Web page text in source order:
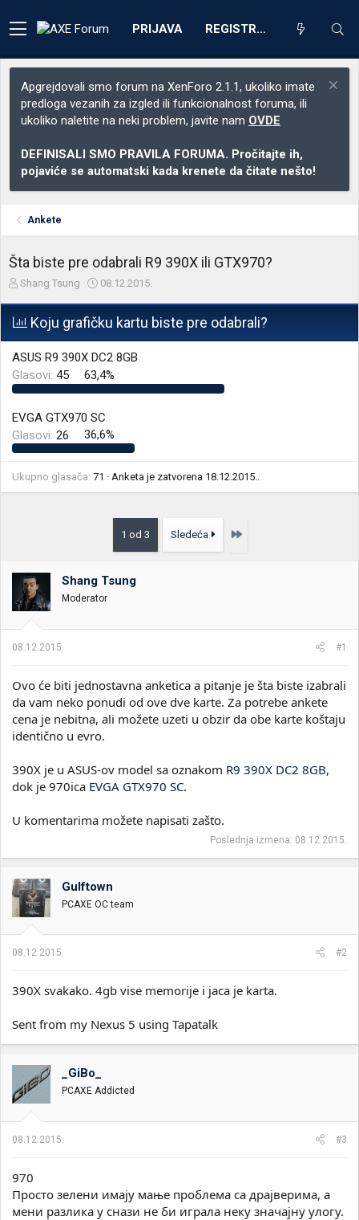
PRIJAVA REGISTRACIJA
Apgrejdovali smo forum na XenForo 2.1.1, ukoliko imate
predloga vezanih za izgled ili funkcionalnost foruma, ili
ukoliko naletite na neki problem, javite nam OVDE
DEFINISALI SMO PRAVILA FORUMA. Pročitajte ih,
pojaviće se automatski kada krenete da čitate nešto!
Ankete
Šta biste pre odabrali R9 390X ili GTX970?
Z
e
t
n
i
k
e
e
Shang Tsung
D
u
m
p
o
k
e
t
a
n
j
08.12.2015.
Koju grafičku kartu biste pre odabrali?
ASUS R9 390X DC2 8GB
Glasovi: 45 63,4%
EVGA GTX970 SC
Glasovi: 26 36,6%
Ukupno glasača 71 Anketa je zatvorena 18.12.2015..
1 od 3 Sledeća Poslednja
Shang Tsung
Moderator
08.12.2015. #1
Ovo će biti jednostavna anketica a pitanje je šta biste izabrali
da vam neko ponudi od ove dve karte. Za potrebe ankete
cena je nebitna, ali možete uzeti u obzir da obe karte koštaju
identično u evro.
390X je u ASUS-ov model sa oznakom R9 390X DC2 8GB,
dok je 970ica EVGA GTX970 SC.
U komentarima možete napisati zašto.
Poslednja izmena: 08.12.2015.
Gulftown
PCAXE OC team
08.12.2015. #2
390X svakako. 4gb vise memorije i jaca je karta.
Sent from my Nexus 5 using Tapatalk
_GiBo_
PCAXE Addicted
08.12.2015. #3
970
Просто зелени имају мање проблема са драјверима, а
мени разлика у снази не би играла неку значајну улогу.